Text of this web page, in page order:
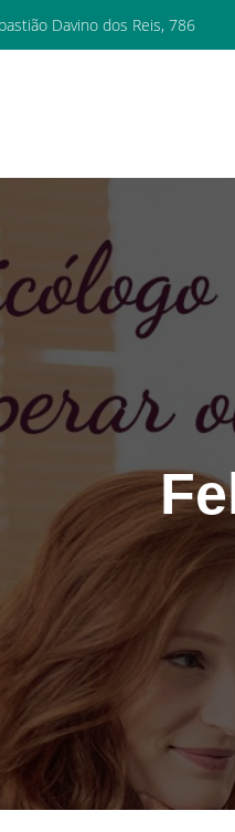
Davino dos Reis, 786
Aberta